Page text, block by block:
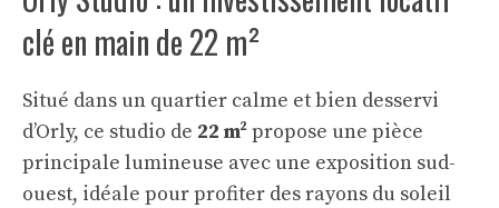
clé en main de 22 m²
Situé dans un quartier calme et bien desservi
d’Orly, ce studio de 22 m²propose une pièce
principale lumineuse avec une exposition sud-
ouest, idéale pour profiter des rayons du soleil